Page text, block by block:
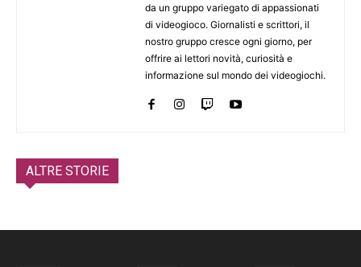
da un gruppo variegato di appassionati
di videogioco. Giornalisti e scrittori, il
nostro gruppo cresce ogni giorno, per
offrire ai lettori novità, curiosità e
informazione sul mondo dei videogiochi.
ALTRE STORIE